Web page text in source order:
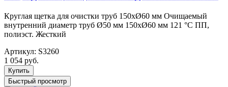
Круглая щетка для очистки труб 150хØ60 мм Очищаемый
внутренний диаметр труб Ø50 мм 150xØ60 мм 121 °С ПП,
полиэст. Жесткий
Артикул: S3260
1 054 руб.
Купить
Быстрый просмотр